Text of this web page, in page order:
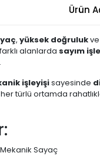
Ürün
, yüksek doğrulukve
alanlarda sayım
işleyişisayesinde
türlü ortamda
Sayaç